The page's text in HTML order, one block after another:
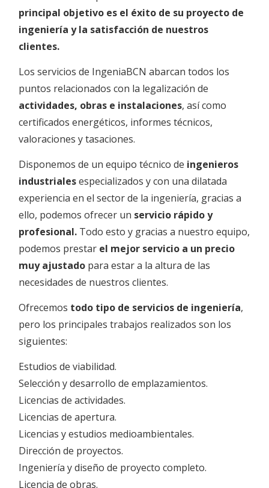
principal objetivo es el éxito de su proyecto de
ingeniería y la satisfacción de nuestros
clientes.
Los servicios de IngeniaBCN abarcan todos los
puntos relacionados con la legalización de
actividades, obras e instalaciones, así como
certificados energéticos, informes técnicos,
valoraciones y tasaciones.
Disponemos de un equipo técnico de ingenieros
industrialesespecializados y con una dilatada
experiencia en el sector de la ingeniería, gracias a
ello, podemos ofrecer un servicio rápido y
profesional. Todo esto y gracias a nuestro equipo,
podemos prestar el mejor servicio a un precio
muy ajustado para estar a la altura de las
necesidades de nuestros clientes.
Ofrecemos todo tipo de servicios de ingeniería,
pero los principales trabajos realizados son los
siguientes:
Estudios de viabilidad.
Selección y desarrollo de emplazamientos.
Licencias de actividades.
Licencias de apertura.
Licencias y estudios medioambientales.
Dirección de proyectos.
Ingeniería y diseño de proyecto completo.
Licencia de obras.